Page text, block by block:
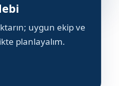
uygun ekip ve
planlayalım.